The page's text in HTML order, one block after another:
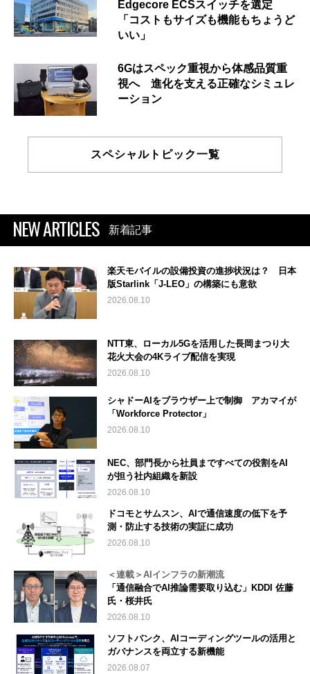
Edgecore ECSスイッチを選定
「コストもサイズも機能もちょうど
いい」
6Gはスペック重視から体感品質重
視へ 進化を支える正確なシミュレ
ーション
スペシャルトピック一覧
NEW ARTICLES 新着記事
楽天モバイルの設備投資の進捗状況は？ 日本
版Starlink「J-LEO」の構築にも意欲
2026.08.10
NTT東、ローカル5Gを活用した長岡まつり大
花火大会の4Kライブ配信を実現
2026.08.10
シャドーAIをブラウザー上で制御 アカマイが
「Workforce Protector」
2026.08.10
NEC、部門長から社員まですべての役割をAI
が担う社内組織を新設
2026.08.10
ドコモとサムスン、AIで通信速度の低下を予
測・防止する技術の実証に成功
2026.08.10
＜連載＞AIインフラの新潮流
「通信融合でAI推論需要取り込む」KDDI 佐藤
氏・桜井氏
2026.08.10
ソフトバンク、AIコーディングツールの活用と
ガバナンスを両立する新機能
2026.08.07